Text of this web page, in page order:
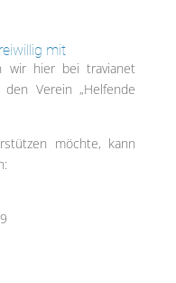
mit
wir hier bei travianet
Verein „Helfende
möchte, kann